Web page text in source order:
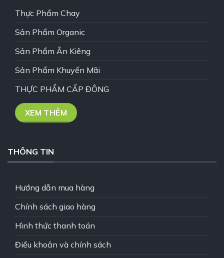
Thực Phẩm Chay
Sản Phẩm Organic
Sản Phẩm Ăn Kiêng
Sản Phẩm Khuyến Mãi
THỰC PHẨM CẤP ĐÔNG
XEM THÊM
THÔNG TIN
Hướng dẫn mua hàng
Chính sách giao hàng
Hình thức thanh toán
Điều khoản và chính sách